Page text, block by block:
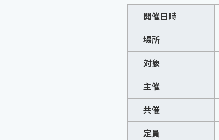
開催日時
場所
対象
主催
共催
定員